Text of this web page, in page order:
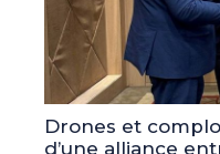
Drones et
d’une alliance